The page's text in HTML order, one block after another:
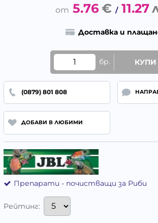
5.76 € / 11.27
Доставка и
бр. КУПИ
(0879) 801 808
ДОБАВИ В ЛЮБИМИ
Препарати - почистващи за Риби
Рейтинг: